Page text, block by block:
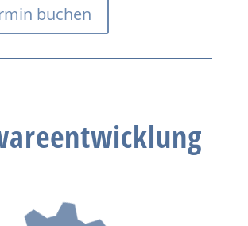
buchen